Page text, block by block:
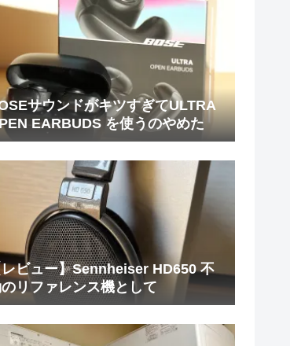
サウンドがキツすぎてULTRA
EARBUDS を使うのやめた
ビュー】Sennheiser HD650 不
リファレンス機として